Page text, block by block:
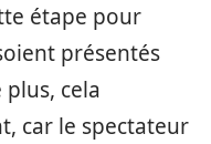
étape pour
présentés
cela
car le spectateur